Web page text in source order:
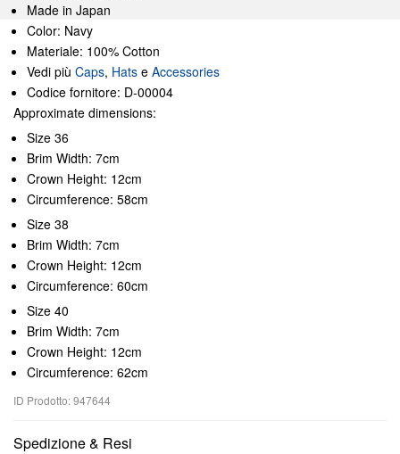
Made in Japan
Color: Navy
Materiale: 100% Cotton
Vedi più Caps, Hats e Accessories
Codice fornitore: D-00004
Approximate dimensions:
Size 36
Brim Width: 7cm
Crown Height: 12cm
Circumference: 58cm
Size 38
Brim Width: 7cm
Crown Height: 12cm
Circumference: 60cm
Size 40
Brim Width: 7cm
Crown Height: 12cm
Circumference: 62cm
ID Prodotto: 947644
Spedizione & Resi